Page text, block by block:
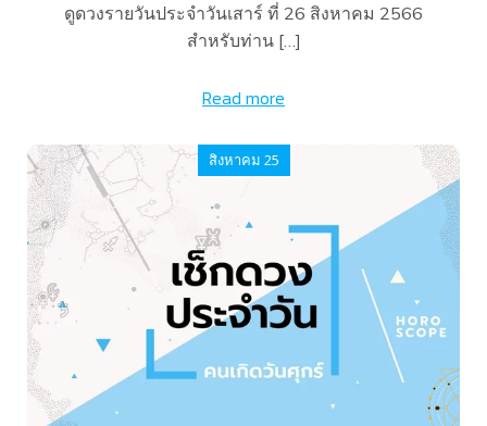
ดูดวงรายวันประจำวันเสาร์ ที่ 26 สิงหาคม 2566
สำหรับท่าน […]
Read more
สิงหาคม 25